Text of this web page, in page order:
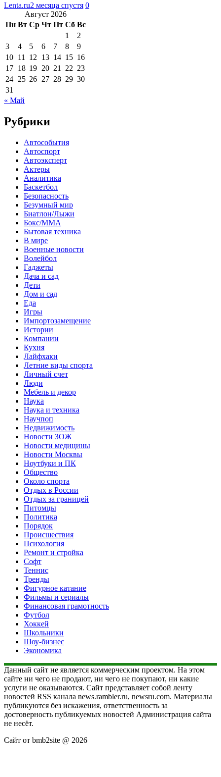
Lenta.ru2 месяца спустя 0
Август 2026
Пн Вт Ср Чт Пт Сб Вс
1
2
3
4 5 6 7 8
9
10 11 12 13 14 15 16
17 18 19 20 21 22 23
24 25 26 27 28 29 30
31
« Май
Рубрики
Автособытия
Автоспорт
Автоэксперт
Актеры
Аналитика
Баскетбол
Безопасность
Безумный мир
Биатлон/Лыжи
Бокс/MMA
Бытовая техника
В мире
Военные новости
Волейбол
Гаджеты
Дача и сад
Дети
Дом и сад
Еда
Игры
Импортозамещение
Истории
Компании
Кухня
Лайфхаки
Летние виды спорта
Личный счет
Люди
Мебель и декор
Наука
Наука и техника
Научпоп
Недвижимость
Новости ЗОЖ
Новости медицины
Новости Москвы
Ноутбуки и ПК
Общество
Около спорта
Отдых в России
Отдых за границей
Питомцы
Политика
Порядок
Происшествия
Психология
Ремонт и стройка
Софт
Теннис
Тренды
Фигурное катание
Фильмы и сериалы
Финансовая грамотность
Футбол
Хоккей
Школьники
Шоу-бизнес
Экономика
Данный сайт не является коммерческим проектом. На этом
сайте ни чего не продают, ни чего не покупают, ни какие
услуги не оказываются. Сайт представляет собой ленту
новостей RSS канала news.rambler.ru, newsru.com. Материалы
публикуются без искажения, ответственность за
достоверность публикуемых новостей Администрация сайта
не несёт.
Сайт от bmb2site @ 2026